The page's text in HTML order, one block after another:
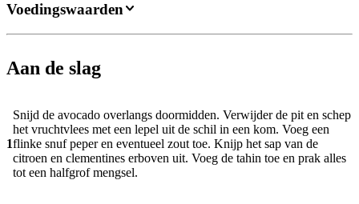
Aan de slag
1
Snijd de avocado overlangs doormidden. Verwijder de pit en schep
het vruchtvlees met een lepel uit de schil in een kom. Voeg een
flinke snuf peper en eventueel zout toe. Knijp het sap van de
citroen en clementines erboven uit. Voeg de tahin toe en prak alles
tot een halfgrof mengsel.
Voedingswaarden